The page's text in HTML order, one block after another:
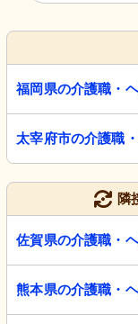
福岡県の介護職・
太宰府市の介護職
隣
佐賀県の介護職・
熊本県の介護職・